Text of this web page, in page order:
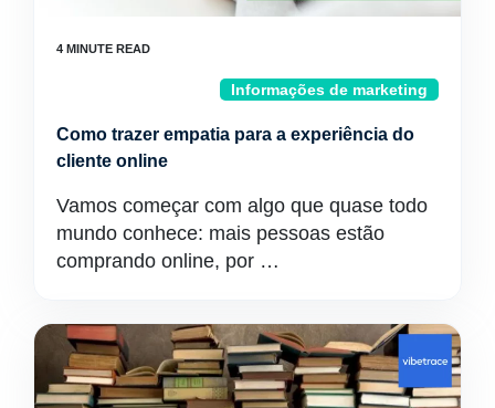
Informações de marketing
Como trazer empatia para a experiência do
cliente online
Vamos começar com algo que quase todo
mundo conhece: mais pessoas estão
comprando online, por …